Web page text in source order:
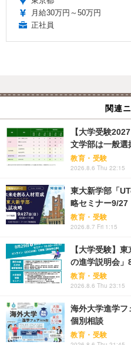
月給30万円～50万円
正社員
関連
【大学受験
文学部は一般選
教育・受験
2026.8.6 Thu 22:15
東大新学部「
略セミナー9/27
教育・受験
2026.8.7 Fri 1:15
【大学受験】
の進学説明会」
教育・受験
2026.8.6 Thu 23:15
海外大学進学フ
個別相談
教育・受験